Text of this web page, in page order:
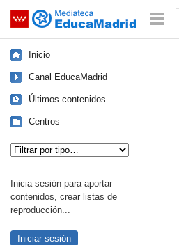
Saltar navegación
Inicio
Canal EducaMadrid
Últimos contenidos
Centros
Inicia sesión para aportar
contenidos, crear listas de
reproducción...
Iniciar sesión